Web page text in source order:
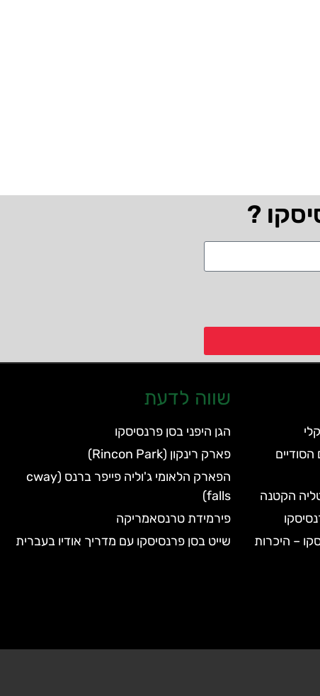
?
הקטנה
– היכרות
שווה לדעת
הגן היפני בסן פרנסיסקו
פארק רינקון (Rincon Park)
הפארק הלאומי ג'וליה פייפר ברנס (cway
falls)
פירמידת טרנסאמריקה
שייט בסן פרנסיסקו עם מדריך אודיו בעברית